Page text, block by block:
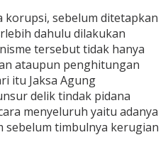
korupsi, sebelum ditetapkan
dahulu dilakukan
tersebut tidak hanya
ataupun penghitungan
itu Jaksa Agung
delik tindak pidana
menyeluruh yaitu adanya
sebelum timbulnya kerugian